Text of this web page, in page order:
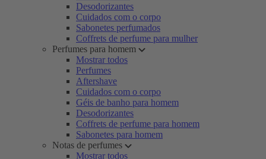
Desodorizantes
Cuidados com o corpo
Sabonetes perfumados
Coffrets de perfume para mulher
Perfumes para homem
Mostrar todos
Perfumes
Aftershave
Cuidados com o corpo
Géis de banho para homem
Desodorizantes
Coffrets de perfume para homem
Sabonetes para homem
Notas de perfumes
Mostrar todos